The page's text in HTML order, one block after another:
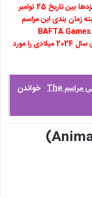
نکته: همه بازی‌های موجود در فهرست نامزدها بین تاریخ 25 نوامبر
شده اند. البته زمان بندی این مراسم
همیشه متفاوت بوده و با وجود نامگذاری BAFTA Games
Awards 2025 در حقیقت بهترین عناوین سال 2024 میلادی را مورد
خواندن جشنواره شگفتی‌ها؛ بازی‌های احتمالی مراسم The